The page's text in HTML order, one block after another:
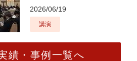
2026/06/19
講演
績・事例一覧へ